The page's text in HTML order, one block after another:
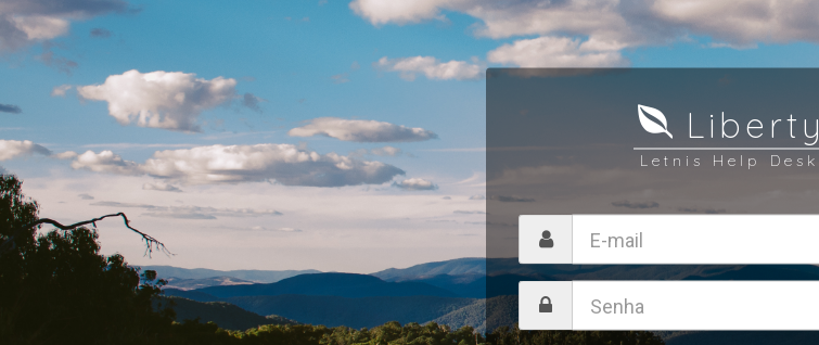
Liberty
Letnis Help Desk